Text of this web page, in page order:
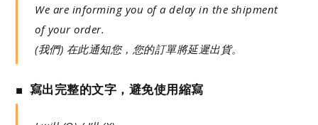
We are informing you of a delay in the shipment
of your order.
(我們) 在此通知您，您的訂單將延遲出貨。
■ 寫出完整的文字，避免使用縮寫